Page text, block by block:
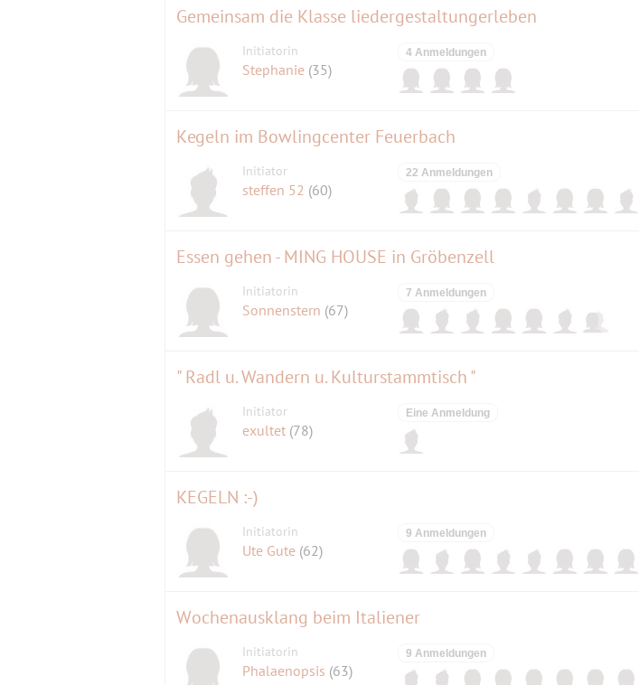
Gemeinsam die Klasse liedergestaltungerleben
Initiatorin
Stephanie (35)
4 Anmeldungen
Kegeln im Bowlingcenter Feuerbach
Initiator
steffen 52 (60)
22 Anmeldungen
Essen gehen - MING HOUSE in Gröbenzell
Initiatorin
Sonnenstern (67)
7 Anmeldungen
" Radl u. Wandern u. Kulturstammtisch "
Initiator
exultet (78)
Eine Anmeldung
KEGELN :-)
Initiatorin
Ute Gute (62)
9 Anmeldungen
Wochenausklang beim Italiener
Initiatorin
Phalaenopsis (63)
9 Anmeldungen